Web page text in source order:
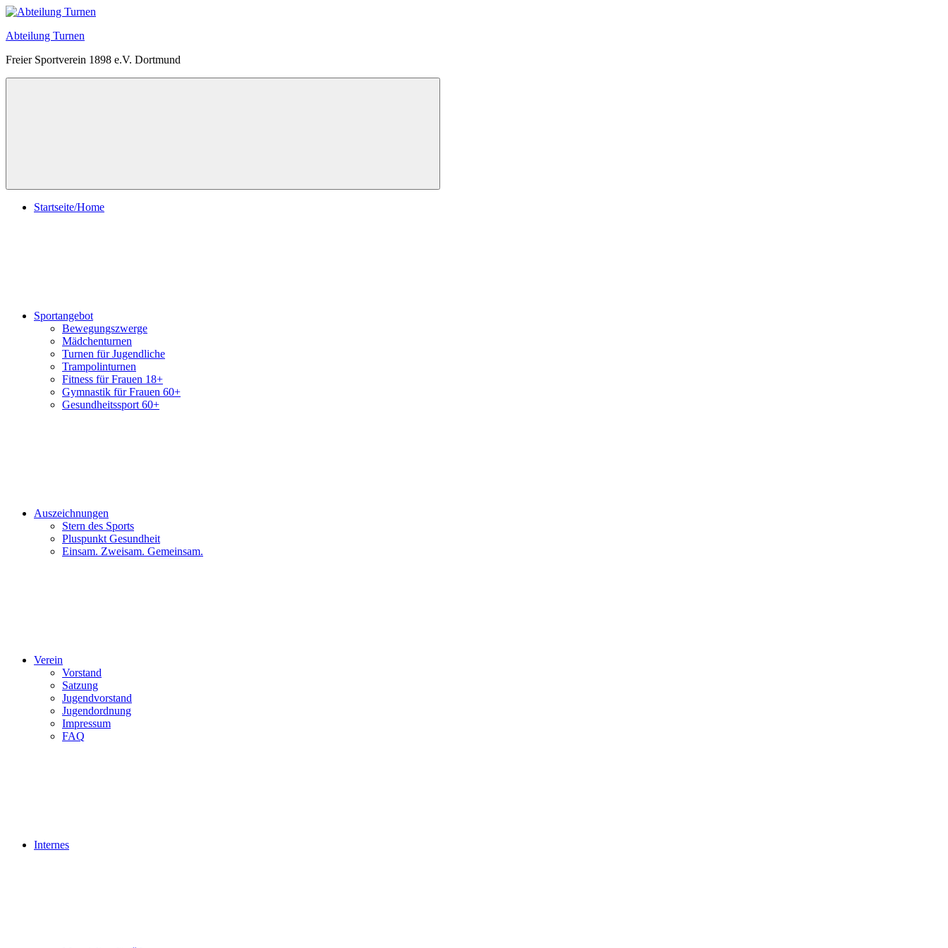
Zum
springen
Abteilung Turnen
Freier Sportverein 1898 e.V. Dortmund
Menü
Startseite/Home
Sportangebot
Bewegungszwerge
Mädchenturnen
Turnen für Jugendliche
Trampolinturnen
Fitness für Frauen 18+
Gymnastik für Frauen 60+
Gesundheitssport 60+
Auszeichnungen
Stern des Sports
Pluspunkt Gesundheit
Einsam. Zweisam. Gemeinsam.
Verein
Vorstand
Satzung
Jugendvorstand
Jugendordnung
Impressum
FAQ
Internes